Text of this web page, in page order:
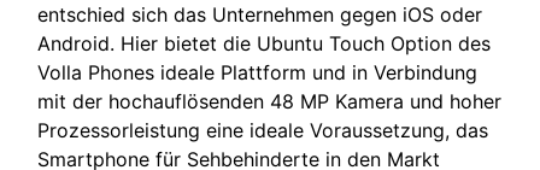
entschied sich das Unternehmen gegen iOS oder
Android. Hier bietet die Ubuntu Touch Option des
Volla Phones ideale Plattform und in Verbindung
mit der hochauflösenden 48 MP Kamera und hoher
Prozessorleistung eine ideale Voraussetzung, das
Smartphone für Sehbehinderte in den Markt